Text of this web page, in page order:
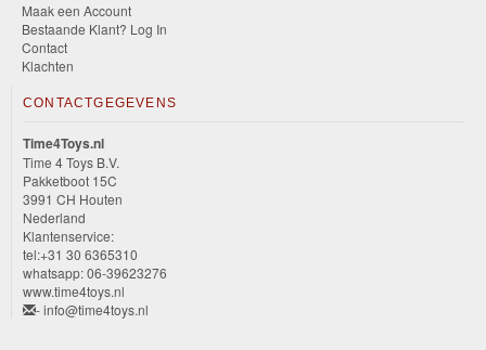
Maak een Account
Bestaande Klant? Log In
Contact
Klachten
CONTACTGEGEVENS
Time4Toys.nl
Time 4 Toys B.V.
Pakketboot 15C
3991 CH Houten
Nederland
Klantenservice:
tel:+31 30 6365310
whatsapp: 06-39623276
www.time4toys.nl
- info@time4toys.nl